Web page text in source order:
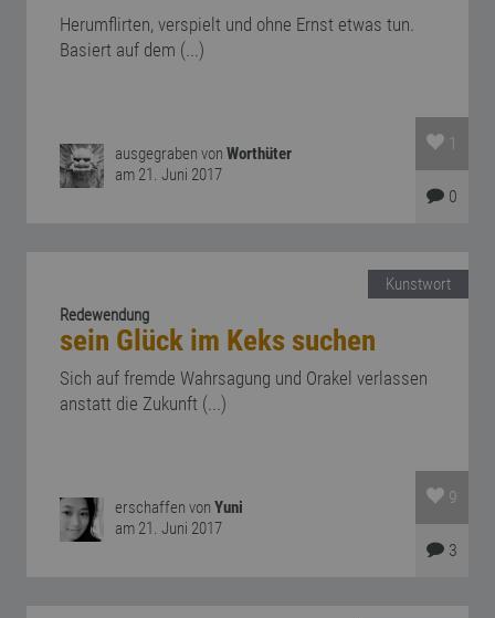
Herumflirten, verspielt und ohne Ernst etwas tun.
Basiert auf dem (...)
ausgegraben vonWorthüter
am 21. Juni 2017
1
0
Kunstwort
Redewendung
sein Glück im Keks suchen
Sich auf fremde Wahrsagung und Orakel verlassen
anstatt die Zukunft (...)
erschaffen vonYuni
am 21. Juni 2017
9
3